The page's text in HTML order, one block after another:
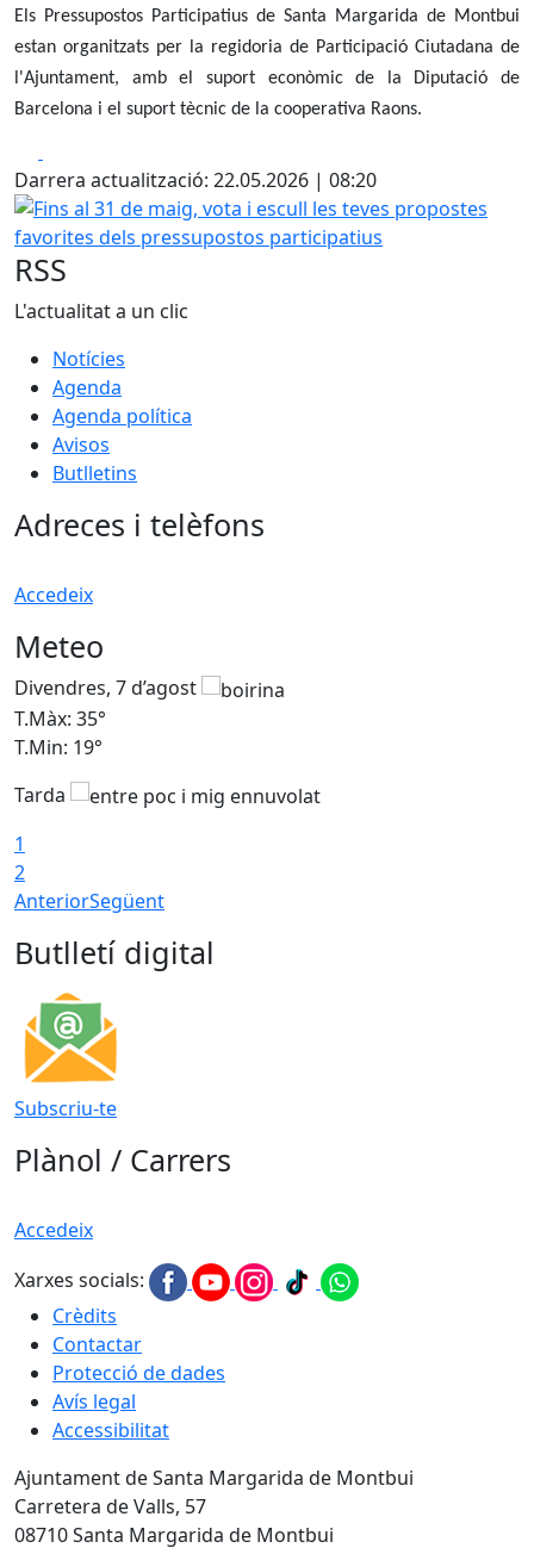
Els Pressupostos Participatius de Santa Margarida de Montbui
estan organitzats per la regidoria de Participació Ciutadana de
l'Ajuntament, amb el suport econòmic de la Diputació de
Barcelona i el suport tècnic de la cooperativa Raons.
Darrera actualització: 22.05.2026 | 08:20
Fins al 31 de maig, vota i escull les teves propostes
RSS
L'actualitat a un clic
Notícies
Agenda
Agenda política
Avisos
Butlletins
Adreces i telèfons
Accedeix
Meteo
Divendres, 7 d’agost
T.Màx: 35°
T.Min: 19°
Tarda
1
2
AnteriorSegüent
Butlletí digital
Subscriu-te
Plànol / Carrers
Accedeix
Xarxes socials:
Crèdits
Contactar
Protecció de dades
Avís legal
Accessibilitat
Ajuntament de Santa Margarida de Montbui
Carretera de Valls, 57
08710 Santa Margarida de Montbui